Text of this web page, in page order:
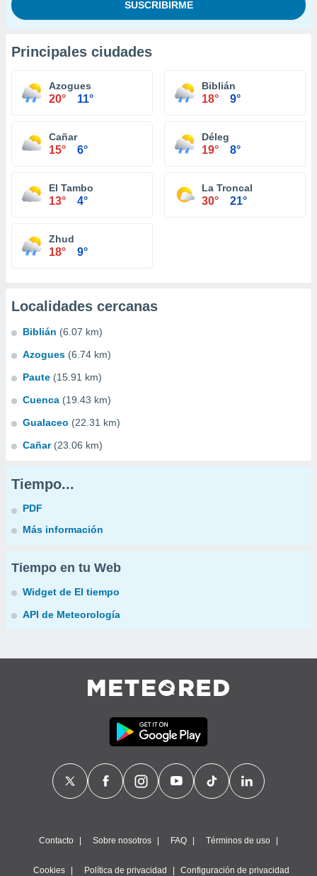
Principales ciudades
Azogues
20° 11°
Biblián
18° 9°
Cañar
15° 6°
Déleg
19° 8°
El Tambo
13° 4°
La Troncal
30° 21°
Zhud
18° 9°
Localidades cercanas
Biblián (6.07 km)
Azogues (6.74 km)
Paute (15.91 km)
Cuenca (19.43 km)
Gualaceo (22.31 km)
Cañar (23.06 km)
Tiempo...
PDF
Más información
Tiempo en tu Web
Widget de El tiempo
API de Meteorología
Contacto Sobre nosotros FAQ Términos de uso
Cookies Política de privacidad Configuración de privacidad